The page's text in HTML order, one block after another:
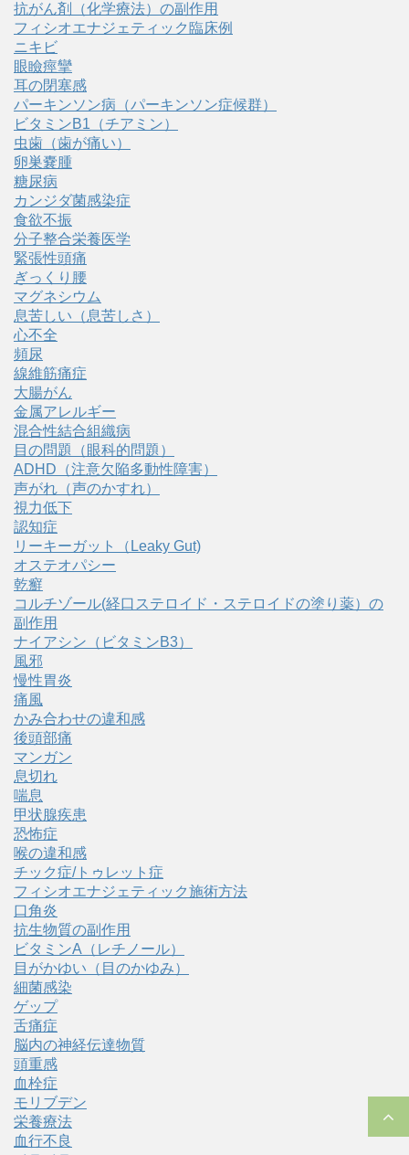
抗がん剤（化学療法）の副作用
フィシオエナジェティック臨床例
ニキビ
眼瞼痙攣
耳の閉塞感
パーキンソン病（パーキンソン症候群）
ビタミンB1（チアミン）
虫歯（歯が痛い）
卵巣嚢腫
糖尿病
カンジダ菌感染症
食欲不振
分子整合栄養医学
緊張性頭痛
ぎっくり腰
マグネシウム
息苦しい（息苦しさ）
心不全
頻尿
線維筋痛症
大腸がん
金属アレルギー
混合性結合組織病
目の問題（眼科的問題）
ADHD（注意欠陥多動性障害）
声がれ（声のかすれ）
視力低下
認知症
リーキーガット（Leaky Gut)
オステオパシー
乾癬
コルチゾール(経口ステロイド・ステロイドの塗り薬）の
副作用
ナイアシン（ビタミンB3）
風邪
慢性胃炎
痛風
かみ合わせの違和感
後頭部痛
マンガン
息切れ
喘息
甲状腺疾患
恐怖症
喉の違和感
チック症/トゥレット症
フィシオエナジェティック施術方法
口角炎
抗生物質の副作用
ビタミンA（レチノール）
目がかゆい（目のかゆみ）
細菌感染
ゲップ
舌痛症
脳内の神経伝達物質
頭重感
血栓症
モリブデン
栄養療法
血行不良